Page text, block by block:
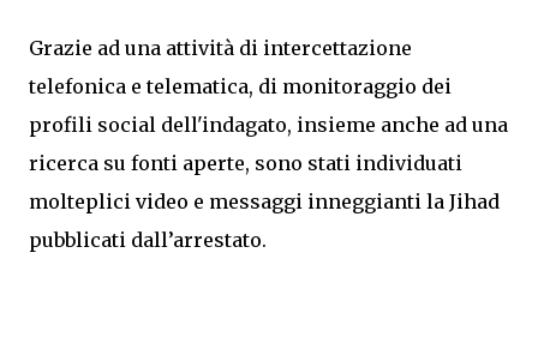
Grazie ad una attività di intercettazione
telefonica e telematica, di monitoraggio dei
profili social dell'indagato, insieme anche ad una
ricerca su fonti aperte, sono stati individuati
molteplici video e messaggi inneggianti la Jihad
pubblicati dall’arrestato.